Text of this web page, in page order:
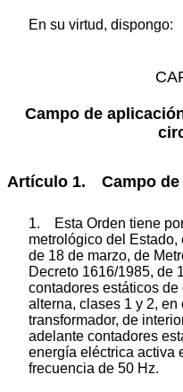
En su virtud, dispongo:
Campo de
Artículo 1. Campo de
1. Esta Orden tiene
metrológico del
de 18 de marzo, de
Decreto 1616/1985, de
contadores estáticos
alterna, clases 1 y 2,
transformador, de
adelante contadores
energía eléctrica activa
frecuencia de 50 Hz.